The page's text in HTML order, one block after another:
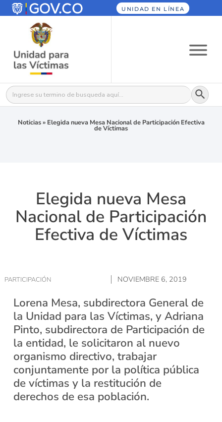
UNIDAD EN LÍNEA
Buscar: Botón
Noticias» Elegida nueva Mesa Nacional de Participación Efectiva
de Víctimas
Elegida nueva Mesa
Nacional de Participación
Efectiva de Víctimas
PARTICIPACIÓN NOVIEMBRE 6, 2019
Lorena Mesa, subdirectora General de
la Unidad para las Víctimas, y Adriana
Pinto, subdirectora de Participación de
la entidad, le solicitaron al nuevo
organismo directivo, trabajar
conjuntamente por la política pública
de víctimas y la restitución de
derechos de esa población.